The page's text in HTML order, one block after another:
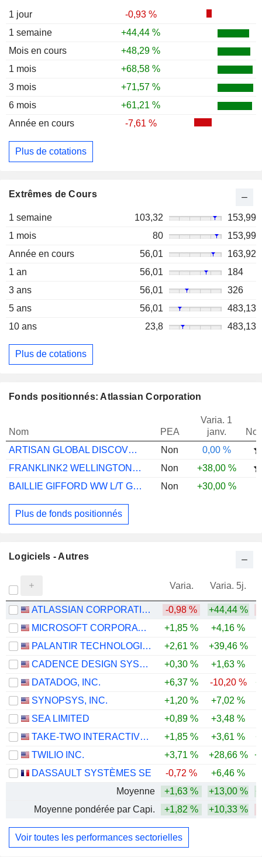
1 jour
-0,93 %
1 semaine
+44,44 %
Mois en cours
+48,29 %
1 mois
+68,58 %
3 mois
+71,57 %
6 mois
+61,21 %
Année en cours
-7,61 %
Plus de cotations
Extrêmes de Cours
1 semaine 103,32
153,99
1 mois
80
153,99
Année en cours
56,01
163,92
1 an
56,01
184
3 ans
56,01
326
5 ans
56,01
483,13
10 ans
23,8 483,13
Plus de cotations
Fonds positionnés: Atlassian Corporation
Nom PEA
Varia. 1
janv.
ARTISAN GLOBAL DISCOVERY I EUR ACC
Non
0,00 %
FRANKLINK2 WELLINGTONTCH LS I PFACCUSDH4
Non
+38,00 %
BAILLIE GIFFORD WW L/T GLB GR C JPY ACC
Non +30,00 %
Plus de fonds positionnés
Logiciels - Autres
Varia. Varia. 5j.
ATLASSIAN CORPORATION -0,98 % +44,44 %
MICROSOFT CORPORATION
+1,85 % +4,16 %
PALANTIR TECHNOLOGIES INC.
+2,61 % +39,46 %
CADENCE DESIGN SYSTEMS, INC.
+0,30 % +1,63 %
DATADOG, INC.
+6,37 % -10,20 %
SYNOPSYS, INC.
+1,20 % +7,02 %
SEA LIMITED
+0,89 % +3,48 %
TAKE-TWO INTERACTIVE SOFTWARE, INC.
+1,85 % +3,61 %
TWILIO INC.
+3,71 % +28,66 %
DASSAULT SYSTÈMES SE
-0,72 % +6,46 %
Moyenne
+1,63 % +13,00 %
Moyenne pondérée par Capi.
+1,82 % +10,33 %
Voir toutes les performances sectorielles